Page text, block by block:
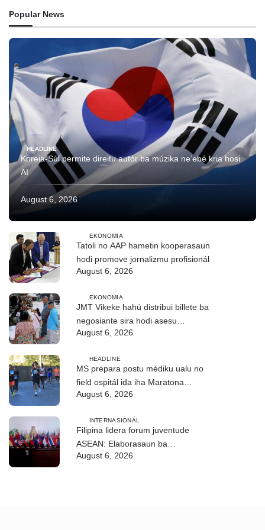
Popular News
HEADLINE
Koreia-Súl permite direitu autór ba múzika ne’ebé kria hosi
AI
August 6, 2026
EKONOMIA
Tatoli no AAP hametin kooperasaun
hodi promove jornalizmu profisionál
August 6, 2026
EKONOMIA
JMT Vikeke hahú distribui billete ba
negosiante sira hodi asesu
August 6, 2026
HEADLINE
MS prepara postu médiku ualu no
field ospitál ida iha Maratona
Internasionál Dili
August 6, 2026
INTERNASIONÁL
Filipina lidera forum juventude
ASEAN: Elaborasaun ba
deklarasaun reziliénsia dijitál
August 6, 2026